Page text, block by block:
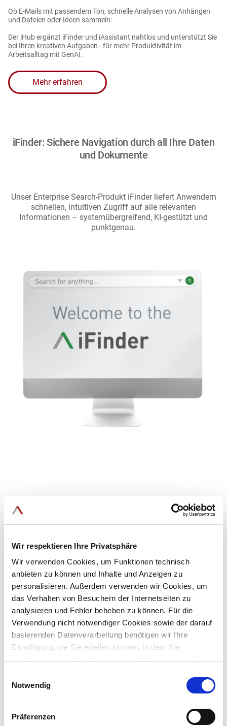
Wir respektieren Ihre Privatsphäre
Wir verwenden Cookies, um Funktionen technisch
anbieten zu können und Inhalte und Anzeigen zu
personalisieren. Außerdem verwenden wir Cookies, um
das Verhalten von Besuchern der Internetseiten zu
analysieren und Fehler beheben zu können. Für die
Verwendung nicht notwendiger Cookies sowie der darauf
basierenden Datenverarbeitung benötigen wir Ihre
Einwilligung, die Sie erteilen können, in dem Sie
Zukunft widerrufen.
Notwendig
Präferenzen
Ob E‑Mails mit passendem Ton, schnelle Analysen von Anhängen
und Dateien oder Ideen sammeln:
Der iHub ergänzt iFinder und iAssistant nahtlos und unterstützt Sie
bei Ihren kreativen Aufgaben - für mehr Produktivität im
Arbeitsalltag mit GenAI.
Mehr erfahren
iFinder: Sichere Navigation durch all Ihre Daten
und Dokumente
Unser Enterprise Search-Produkt iFinder liefert Anwendern
schnellen, intuitiven Zugriff auf alle relevanten
Informationen – systemübergreifend, KI-gestützt und
punktgenau.
Spezialist für Enterprise Search
unstrukturierten Daten. DSGVO-konform und On-Premises - Sie